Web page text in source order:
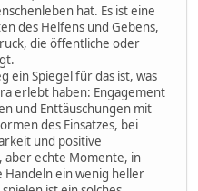
hat. Es ist eine
des Helfens und Gebens,
die öffentliche oder
ein Spiegel für das ist, was
erlebt haben: Engagement
und Enttäuschungen mit
des Einsatzes, bei
und positive
aber echte Momente, in
Handeln ein wenig heller